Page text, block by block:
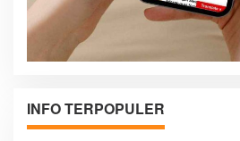
INFO TERPOPULER